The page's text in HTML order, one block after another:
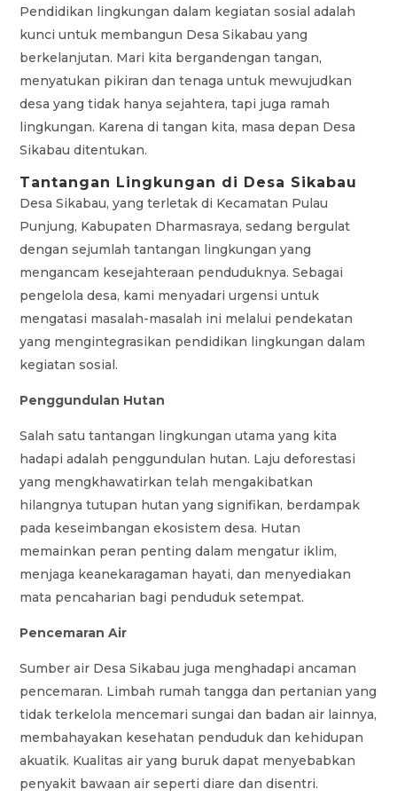
Pendidikan lingkungan dalam kegiatan sosial adalah
kunci untuk membangun Desa Sikabau yang
berkelanjutan. Mari kita bergandengan tangan,
menyatukan pikiran dan tenaga untuk mewujudkan
desa yang tidak hanya sejahtera, tapi juga ramah
lingkungan. Karena di tangan kita, masa depan Desa
Sikabau ditentukan.
Tantangan Lingkungan di Desa Sikabau
Desa Sikabau, yang terletak di Kecamatan Pulau
Punjung, Kabupaten Dharmasraya, sedang bergulat
dengan sejumlah tantangan lingkungan yang
mengancam kesejahteraan penduduknya. Sebagai
pengelola desa, kami menyadari urgensi untuk
mengatasi masalah-masalah ini melalui pendekatan
yang mengintegrasikan pendidikan lingkungan dalam
kegiatan sosial.
Penggundulan Hutan
Salah satu tantangan lingkungan utama yang kita
hadapi adalah penggundulan hutan. Laju deforestasi
yang mengkhawatirkan telah mengakibatkan
hilangnya tutupan hutan yang signifikan, berdampak
pada keseimbangan ekosistem desa. Hutan
memainkan peran penting dalam mengatur iklim,
menjaga keanekaragaman hayati, dan menyediakan
mata pencaharian bagi penduduk setempat.
Pencemaran Air
Sumber air Desa Sikabau juga menghadapi ancaman
pencemaran. Limbah rumah tangga dan pertanian yang
tidak terkelola mencemari sungai dan badan air lainnya,
membahayakan kesehatan penduduk dan kehidupan
akuatik. Kualitas air yang buruk dapat menyebabkan
penyakit bawaan air seperti diare dan disentri.